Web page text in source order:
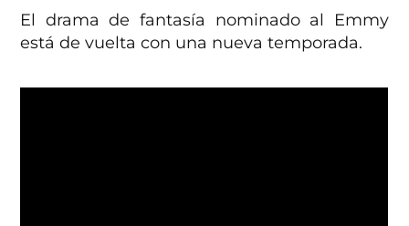
El drama de fantasía nominado al Emmy
está de vuelta con una nueva temporada.